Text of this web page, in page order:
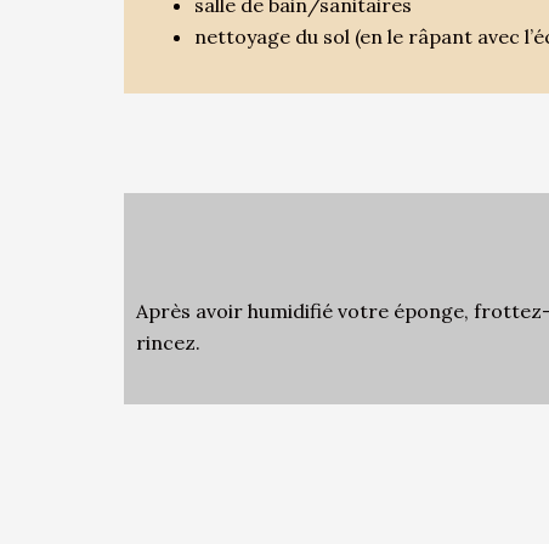
salle de bain/sanitaires
nettoyage du sol (en le râpant avec
Après avoir humidifié votre éponge, frottez-
rincez.